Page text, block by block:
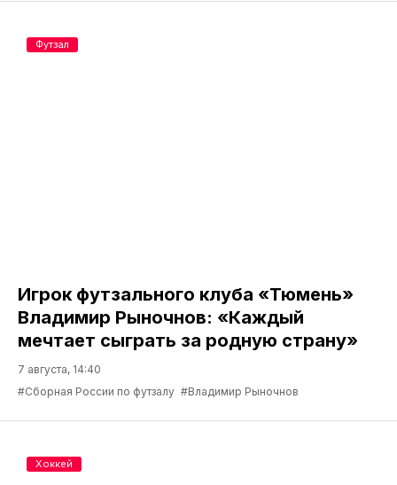
Игрок футзального клуба «Тюмень»
Владимир Рыночнов: «Каждый
мечтает сыграть за родную страну»
7 августа, 14:40
#Сборная России по футзалу #Владимир Рыночнов
Футзал
Хоккей